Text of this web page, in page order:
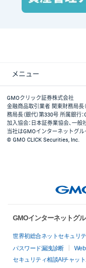
メニュー
取引規程・約款
最良執行方針
ディスクレイマー
リスク説明
GMOクリック証券ホ
GMOクリック証券株式会社
金融商品取引業者 関東財務局長
務局長（銀代）第330号 所属銀行
加入協会：日本証券業協会、一
当社はGMOインターネットグル
© GMO CLICK Securities, Inc.
GMOインターネットグ
世界初総合ネットセキュリ
パスワード漏洩診断
セキュリティ相談AIチャット